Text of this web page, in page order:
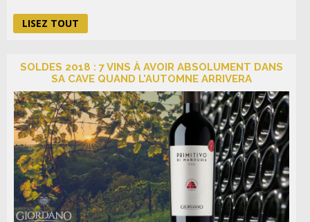
LISEZ TOUT
SOLDES 2018 : 7 VINS À AVOIR ABSOLUMENT DANS
SA CAVE QUAND L'AUTOMNE ARRIVERA